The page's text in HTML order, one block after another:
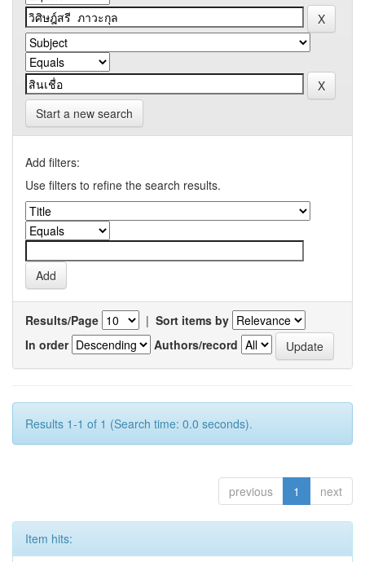
Start a new search
Add filters:
Use filters to refine the search results.
Results/Page | Sort items by
In order
Authors/record
Results 1-1 of 1 (Search time: 0.0 seconds).
previous 1 next
Item hits: